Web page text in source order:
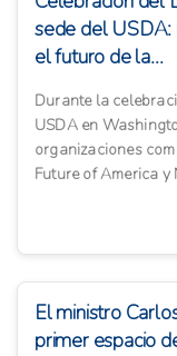
sede del USDA:
el futuro de la...
Durante la
USDA en
organizaciones
Future of America
El ministro
primer espacio